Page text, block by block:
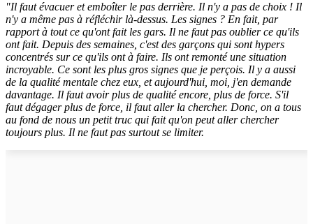
"Il faut évacuer et emboîter le pas derrière. Il n'y a pas de choix ! Il
n'y a même pas à réfléchir là-dessus. Les signes ? En fait, par
rapport à tout ce qu'ont fait les gars. Il ne faut pas oublier ce qu'ils
ont fait. Depuis des semaines, c'est des garçons qui sont hypers
concentrés sur ce qu'ils ont à faire. Ils ont remonté une situation
incroyable. Ce sont les plus gros signes que je perçois. Il y a aussi
de la qualité mentale chez eux, et aujourd'hui, moi, j'en demande
davantage. Il faut avoir plus de qualité encore, plus de force. S'il
faut dégager plus de force, il faut aller la chercher. Donc, on a tous
au fond de nous un petit truc qui fait qu'on peut aller chercher
toujours plus. Il ne faut pas surtout se limiter.